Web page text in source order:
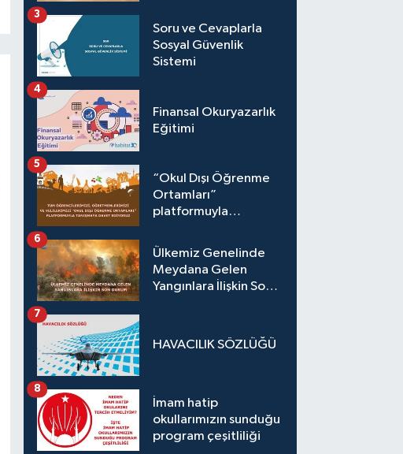
Atama Sonuçları
Açıklandı
Soru ve Cevaplarla
Sosyal Güvenlik
Sistemi
3
Finansal Okuryazarlık
Eğitimi
4
“Okul Dışı Öğrenme
Ortamları”
platformuyla
ediyoruz.
5
Ülkemiz Genelinde
Meydana Gelen
Yangınlara İlişkin Son
6
HAVACILIK SÖZLÜĞÜ
7
İmam hatip
okullarımızın sunduğu
program çeşitliliği
8